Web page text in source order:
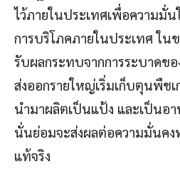
ไว้ภายในประเทศเพื่อความมั่น
การบริโภคภายในประเทศ ใ
รับผลกระทบจากการระบาดข
ส่งออกรายใหญ่เริ่มเก็บตุนพืช
นำมาผลิตเป็นแป้ง และเป็นอ
นั่นย่อมจะส่งผลต่อความมั่นคง
แท้จริง